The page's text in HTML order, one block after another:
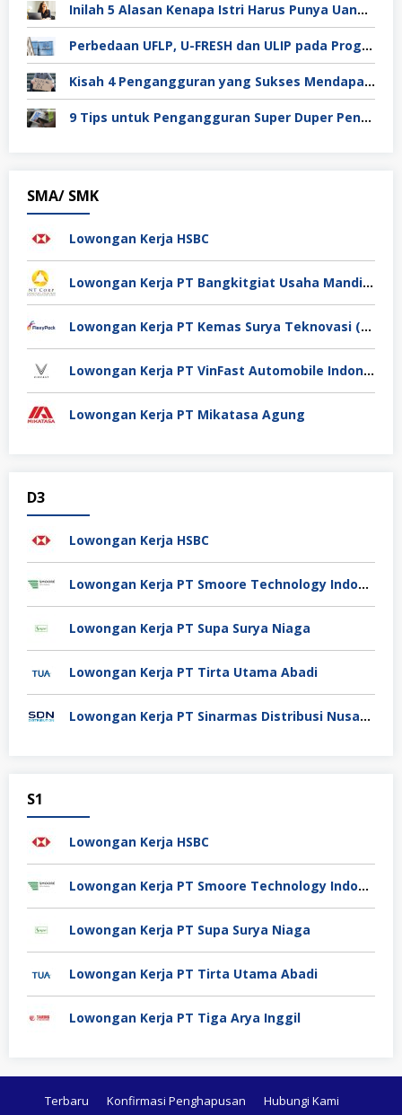
Inilah 5 Alasan Kenapa Istri Harus Punya Uang Sendiri Setelah Menikah
Perbedaan UFLP, U-FRESH dan ULIP pada Program Unilever
Kisah 4 Pengangguran yang Sukses Mendapat Kerja
9 Tips untuk Pengangguran Super Duper Penting
SMA/ SMK
Lowongan Kerja HSBC
Lowongan Kerja PT Bangkitgiat Usaha Mandiri (NT Corp)
Lowongan Kerja PT Kemas Surya Teknovasi (FlexyPack)
Lowongan Kerja PT VinFast Automobile Indonesia
Lowongan Kerja PT Mikatasa Agung
D3
Lowongan Kerja HSBC
Lowongan Kerja PT Smoore Technology Indonesia
Lowongan Kerja PT Supa Surya Niaga
Lowongan Kerja PT Tirta Utama Abadi
Lowongan Kerja PT Sinarmas Distribusi Nusantara
S1
Lowongan Kerja HSBC
Lowongan Kerja PT Smoore Technology Indonesia
Lowongan Kerja PT Supa Surya Niaga
Lowongan Kerja PT Tirta Utama Abadi
Lowongan Kerja PT Tiga Arya Inggil
Terbaru Konfirmasi Penghapusan Hubungi Kami